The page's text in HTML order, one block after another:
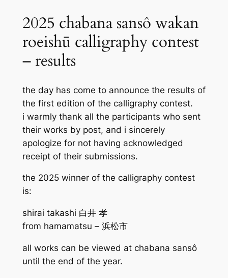
2025 chabana sansô wakan
roeishū calligraphy contest
– results
the day has come to announce the results of
the first edition of the calligraphy contest.
i warmly thank all the participants who sent
their works by post, and i sincerely
apologize for not having acknowledged
receipt of their submissions.
the 2025 winner of the calligraphy contest
is:
shirai takashi 白井 孝
from hamamatsu – 浜松市
all works can be viewed at chabana sansô
until the end of the year.